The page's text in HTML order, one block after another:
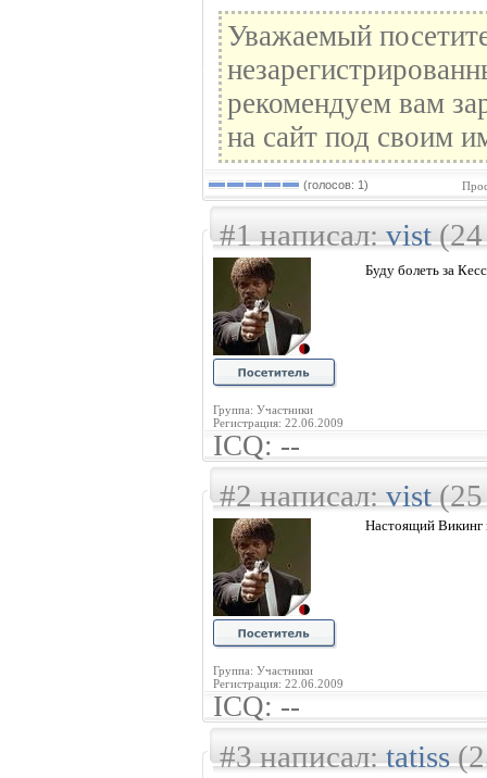
Уважаемый
рекомендуем вам
на сайт под своим
(голосов: 1)
#1 написал:vist(24
Группа: Участники
Регистрация: 22.06.2009
Буду болеть за
ICQ: --
#2 написал:vist(25
Группа: Участники
Регистрация: 22.06.2009
Настоящий Викинг
ICQ: --
#3 написал:tatiss